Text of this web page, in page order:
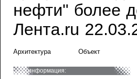
нефти" более
Лента.ru
Архитектура Объект
информация: